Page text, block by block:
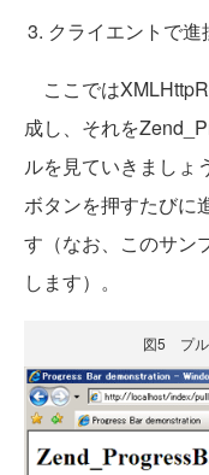
クライエントで進
ここでは
成し、それを
ルを見ていきましょ
ボタンを押すたびに
す（なお、このサン
します）。
図5 プル